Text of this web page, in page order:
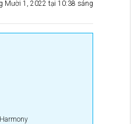
Mười 1, 2022 tại 10:38 sáng